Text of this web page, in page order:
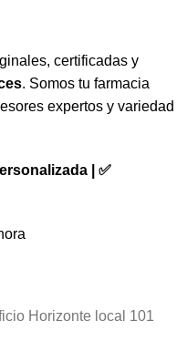
certificadas y
. Somos tu farmacia
expertos y variedad
| ✅
Horizonte local 101